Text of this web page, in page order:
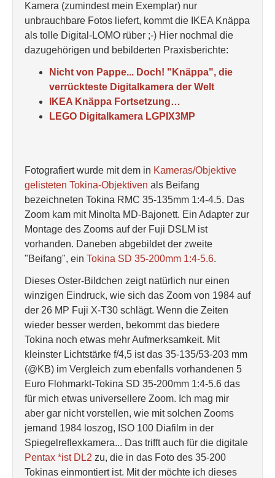
Kamera (zumindest mein Exemplar) nur
unbrauchbare Fotos liefert, kommt die IKEA Knäppa
als tolle Digital-LOMO rüber ;-) Hier nochmal die
dazugehörigen und bebilderten Praxisberichte:
Nicht von Pappe... Doch! "Knäppa", die
verrückteste Digitalkamera der Welt
IKEA Knäppa Fortsetzung…
LEGO Digitalkamera LGPIX3MP
Fotografiert wurde mit dem in Kameras/Objektive
gelisteten Tokina-Objektiven als Beifang
bezeichneten Tokina RMC 35-135mm 1:4-4.5. Das
Zoom kam mit Minolta MD-Bajonett. Ein Adapter zur
Montage des Zooms auf der Fuji DSLM ist
vorhanden. Daneben abgebildet der zweite
"Beifang", ein Tokina SD 35-200mm 1:4-5.6.
Dieses Oster-Bildchen zeigt natürlich nur einen
winzigen Eindruck, wie sich das Zoom von 1984 auf
der 26 MP Fuji X-T30 schlägt. Wenn die Zeiten
wieder besser werden, bekommt das biedere
Tokina noch etwas mehr Aufmerksamkeit. Mit
kleinster Lichtstärke f/4,5 ist das 35-135/53-203 mm
(@KB) im Vergleich zum ebenfalls vorhandenen 5
Euro Flohmarkt-Tokina SD 35-200mm 1:4-5.6 das
für mich etwas universellere Zoom. Ich mag mir
aber gar nicht vorstellen, wie mit solchen Zooms
jemand 1984 loszog, ISO 100 Diafilm in der
Spiegelreflexkamera... Das trifft auch für die digitale
Pentax *ist DL2 zu, die in das Foto des 35-200
Tokinas einmontiert ist. Mit der möchte ich dieses